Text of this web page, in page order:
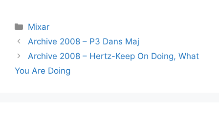
Kategorier
Mixar
Archive 2008 – P3 Dans Maj
Archive 2008 – Hertz-Keep On Doing, What
You Are Doing